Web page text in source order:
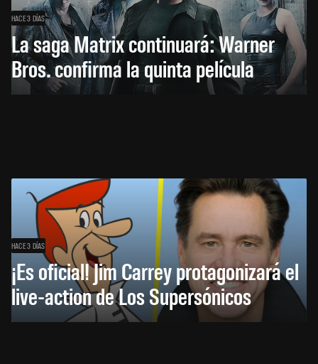
HACE 3 DÍAS
La saga Matrix continuará: Warner
Bros. confirma la quinta película
HACE 3 DÍAS
¡Es oficial! Jim Carrey protagonizará el
live-action de Los Supersónicos